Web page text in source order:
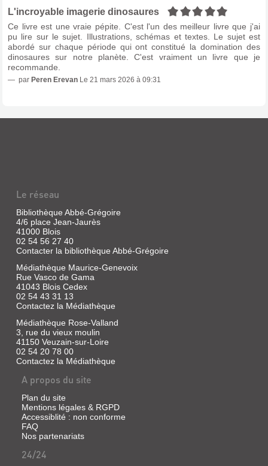
L'incroyable imagerie dinosaures 5/5
Ce livre est une vraie pépite. C'est l'un des meilleur livre que j'ai
pu lire sur le sujet. Illustrations, schémas et textes. Le sujet est
abordé sur chaque période qui ont constitué la domination des
dinosaures sur notre planète. C'est vraiment un livre que je
recommande.
par Peren Erevan Le 21 mars 2026 à 09:31
Le réseau
Bibliothèque Abbé-Grégoire
4/6 place Jean-Jaurès
41000 Blois
02 54 56 27 40
Contacter la bibliothèque Abbé-Grégoire
Médiathèque Maurice-Genevoix
Rue Vasco de Gama
41043 Blois Cedex
02 54 43 31 13
Contactez la Médiathèque
Médiathèque Rose-Valland
3, rue du vieux moulin
41150 Veuzain-sur-Loire
02 54 20 78 00
Contactez la Médiathèque
A propos du site
Plan du site
Mentions légales & RGPD
Accessiblité : non conforme
FAQ
Nos partenariats
24/24